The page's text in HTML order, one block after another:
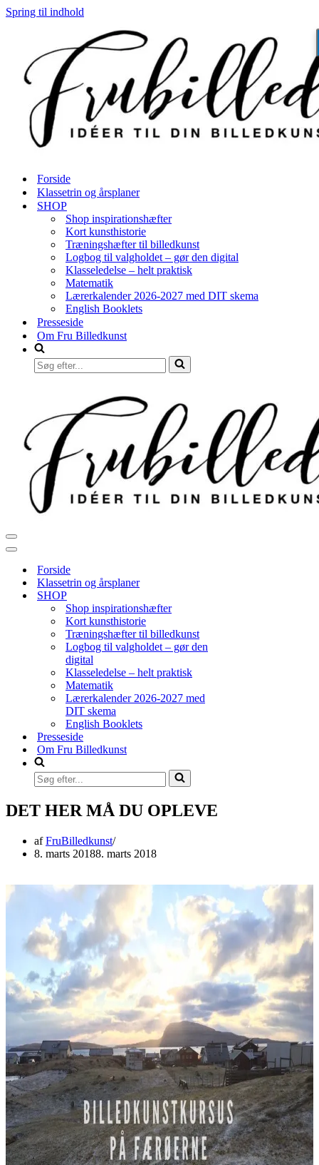
Spring til indhold
Forside
Klassetrin og årsplaner
SHOP
Shop inspirationshæfter
Kort kunsthistorie
Træningshæfter til billedkunst
Logbog til valgholdet – gør den digital
Klasseledelse – helt praktisk
Matematik
Lærerkalender 2026-2027 med DIT skema
English Booklets
Presseside
Om Fru Billedkunst
Søg
efter...
Navigation
menu
Navigation
Forside
Klassetrin og årsplaner
SHOP
Shop inspirationshæfter
Kort kunsthistorie
Træningshæfter til billedkunst
Logbog til valgholdet – gør den
digital
Klasseledelse – helt praktisk
Matematik
Lærerkalender 2026-2027 med
DIT skema
English Booklets
Presseside
Om Fru Billedkunst
Søg
efter...
DET HER MÅ DU OPLEVE
afFruBilledkunst
8. marts 20188. marts 2018